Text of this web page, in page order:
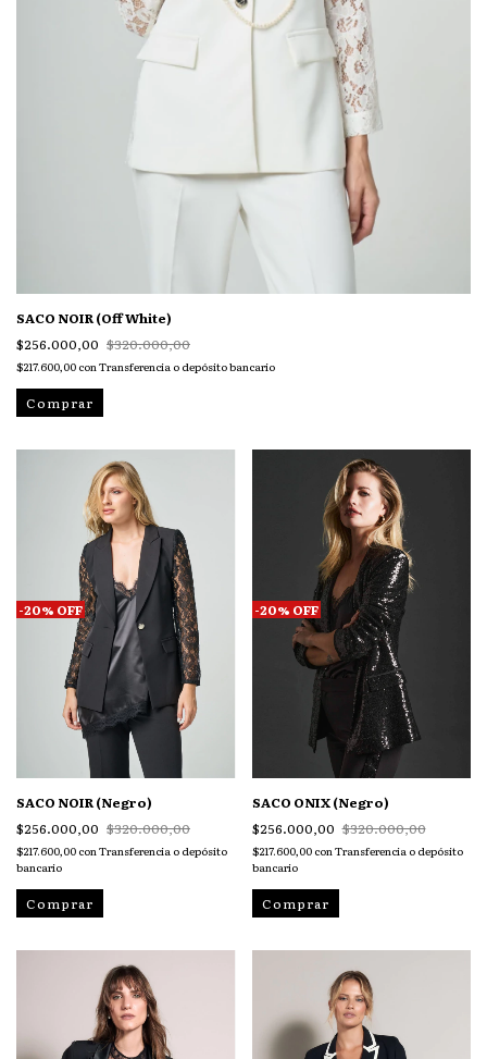
SACO NOIR (Off White)
$256.000,00 $320.000,00
$217.600,00 conTransferencia o depósito bancario
Comprar
-20% OFF
SACO NOIR (Negro)
$256.000,00 $320.000,00
$217.600,00 conTransferencia o depósito
bancario
Comprar
-20% OFF
SACO ONIX (Negro)
$256.000,00 $320.000,00
$217.600,00 conTransferencia o depósito
bancario
Comprar